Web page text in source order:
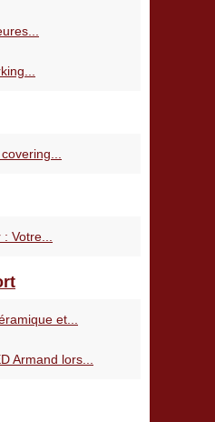
Votre...
et...
Armand lors...